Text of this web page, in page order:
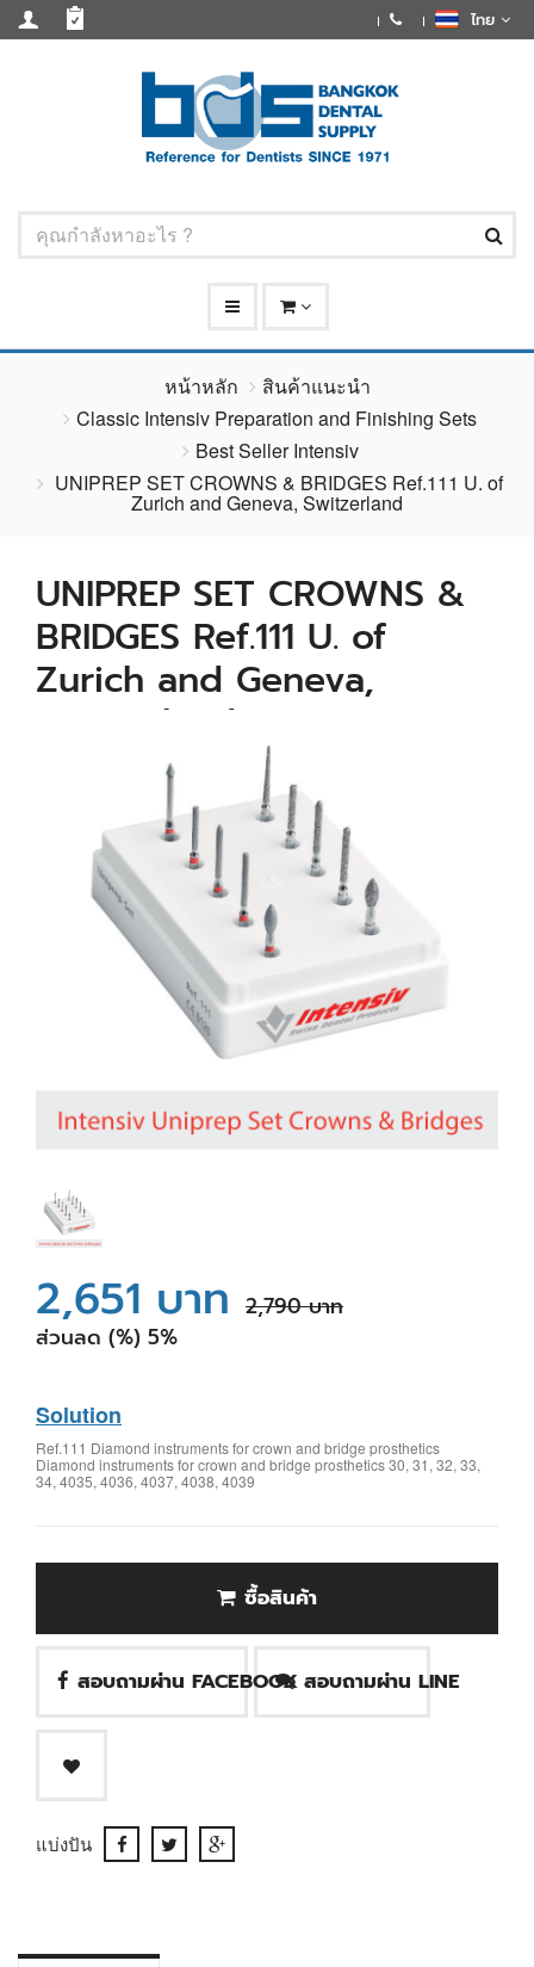
ไทย
หน้าหลัก
สินค้าแนะนำ
Classic Intensiv Preparation and Finishing Sets
Best Seller Intensiv
UNIPREP SET CROWNS & BRIDGES Ref.111 U. of
Zurich and Geneva, Switzerland
UNIPREP SET CROWNS &
BRIDGES Ref.111 U. of
Zurich and Geneva,
Switzerland
2,651 บาท 2,790 บาท
ส่วนลด (%) 5%
Solution
Ref.111 Diamond instruments for crown and bridge prosthetics
Diamond instruments for crown and bridge prosthetics 30, 31, 32, 33,
34, 4035, 4036, 4037, 4038, 4039
ซื้อสินค้า
สอบถามผ่าน FACEBOOK สอบถามผ่าน LINE
แบ่งปัน